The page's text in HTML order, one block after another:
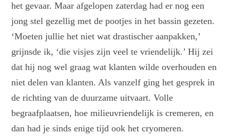
het gevaar. Maar afgelopen zaterdag had er nog een
jong stel gezellig met de pootjes in het bassin gezeten.
‘Moeten jullie het niet wat drastischer aanpakken,’
grijnsde ik, ‘die visjes zijn veel te vriendelijk.’ Hij zei
dat hij nog wel graag wat klanten wilde overhouden en
niet delen van klanten. Als vanzelf ging het gesprek in
de richting van de duurzame uitvaart. Volle
begraafplaatsen, hoe milieuvriendelijk is cremeren, en
dan had je sinds enige tijd ook het cryomeren.